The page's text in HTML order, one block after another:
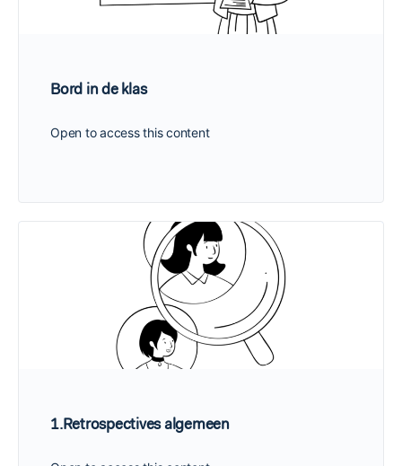
Bord in de klas
Open to access this content
1.Retrospectives algemeen